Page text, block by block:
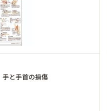
と手首の損傷